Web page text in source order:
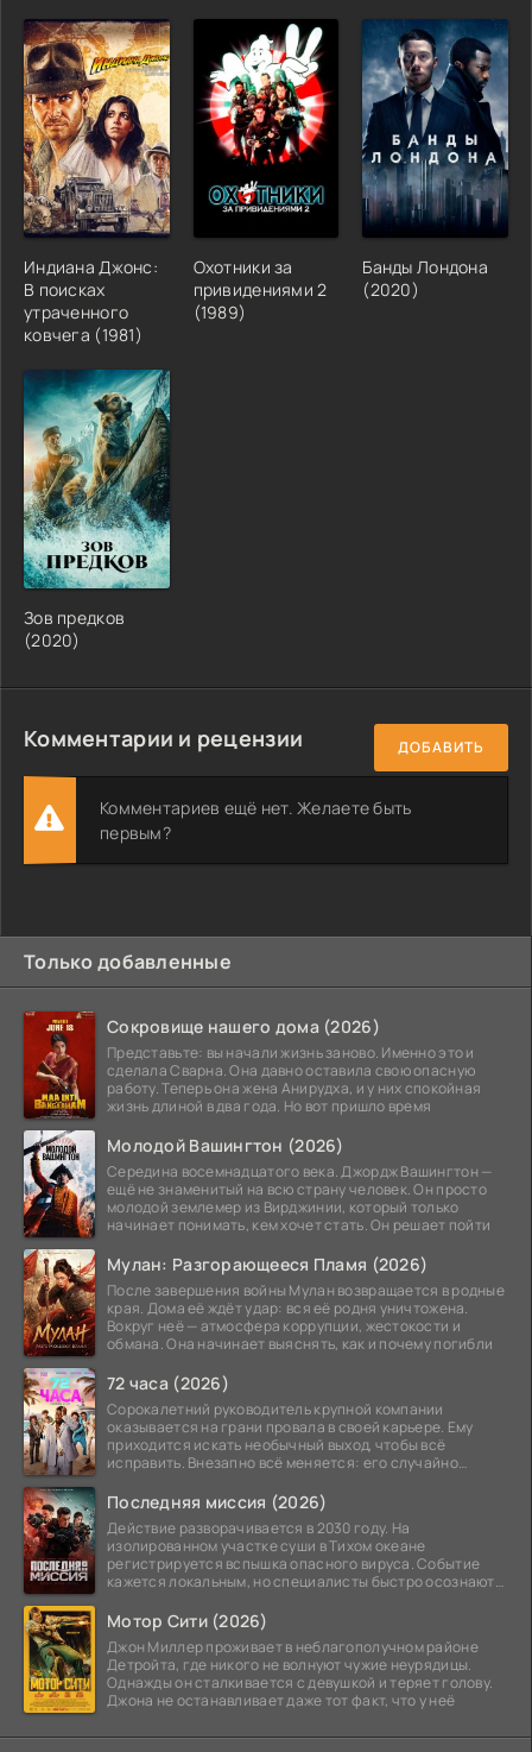
Индиана Джонс:
В поисках
утраченного
ковчега (1981)
Охотники за
привидениями 2
(1989)
Банды Лондона
(2020)
Зов предков
(2020)
Комментарии и рецензии ДОБАВИТЬ
Комментариев ещё нет. Желаете быть
первым?
Только добавленные
Сокровище нашего дома (2026)
Представьте: вы начали жизнь заново. Именно это и
сделала Сварна. Она давно оставила свою опасную
работу. Теперь она жена Анирудха, и у них спокойная
жизнь длиной в два года. Но вот пришло время
Молодой Вашингтон (2026)
Середина восемнадцатого века. Джордж Вашингтон —
ещё не знаменитый на всю страну человек. Он просто
молодой землемер из Вирджинии, который только
начинает понимать, кем хочет стать. Он решает пойти
Мулан: Разгорающееся Пламя (2026)
После завершения войны Мулан возвращается в родные
края. Дома её ждёт удар: вся её родня уничтожена.
Вокруг неё — атмосфера коррупции, жестокости и
обмана. Она начинает выяснять, как и почему погибли
72 часа (2026)
Сорокалетний руководитель крупной компании
оказывается на грани провала в своей карьере. Ему
приходится искать необычный выход, чтобы всё
исправить. Внезапно всё меняется: его случайно
Последняя миссия (2026)
Действие разворачивается в 2030 году. На
изолированном участке суши в Тихом океане
регистрируется вспышка опасного вируса. Событие
кажется локальным, но специалисты быстро осознают:
Мотор Сити (2026)
Джон Миллер проживает в неблагополучном районе
Детройта, где никого не волнуют чужие неурядицы.
Однажды он сталкивается с девушкой и теряет голову.
Джона не останавливает даже тот факт, что у неё